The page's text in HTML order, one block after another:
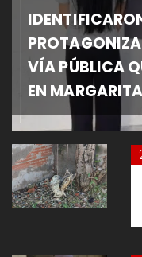
VÍA PÚBLICA
EN